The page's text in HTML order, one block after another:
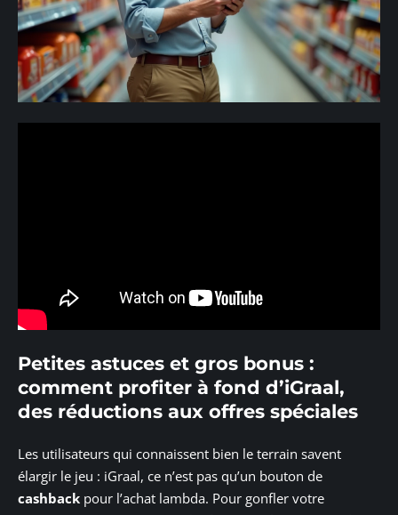
Petites astuces et gros bonus :
comment profiter à fond d’iGraal,
des réductions aux offres spéciales
Les utilisateurs qui connaissent bien le terrain savent
élargir le jeu : iGraal, ce n’est pas qu’un bouton de
cashback pour l’achat lambda. Pour gonfler votre